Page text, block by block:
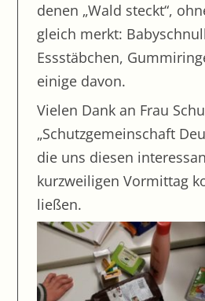
Kükenbilder mit
Brutschrankprojekt: Küken
Besuch bei der Feuerwehr
Arbeit im Schulgarten mit der
Robin Hut – Eine
Sherwood Forrest
Besuch im Brotmuseum
Das Cateringteam
Meisterstunde Friseur/-in
Meisterstunde Florist/-in
denen „Wald steckt“,
gleich merkt:
Essstäbchen,
einige davon.
Vielen Dank an Frau
„Schutzgemeinschaft
die uns diesen
kurzweiligen Vormittag
ließen.